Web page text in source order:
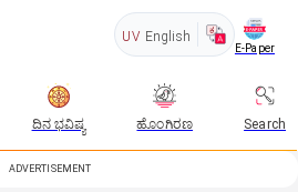
UV English
E-Paper
ದಿನ ಭವಿಷ್ಯ ಹೊಂಗಿರಣ Search
ADVERTISEMENT